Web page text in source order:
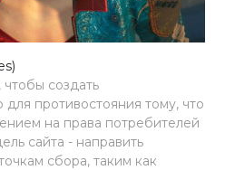
создать
противостояния тому, что
на права потребителей
сайта - направить
сбора, таким как